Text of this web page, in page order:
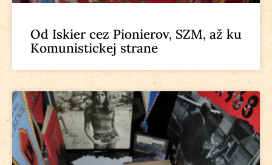
Od Iskier cez Pionierov, SZM, až ku
Komunistickej strane